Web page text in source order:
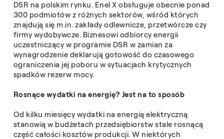
DSR na polskim rynku. Enel X obsługuje obecnie ponad
300 podmiotów z różnych sektorów, wśród których
znajdują się m.in. zakłady odlewnicze, przetwórcze czy
firmy wydobywcze. Biznesowi odbiorcy energii
uczestniczący w programie DSR w zamian za
wynagrodzenie deklarują gotowość do czasowego
ograniczenia jej poboru w sytuacjach krytycznych
spadków rezerw mocy.
Rosnące wydatki na energię? Jest na to sposób
Od kilku miesięcy wydatki na energią elektryczną
stanowią w budżetach przedsiębiorstw stale rosnącą
część całości kosztów produkcji. W niektórych